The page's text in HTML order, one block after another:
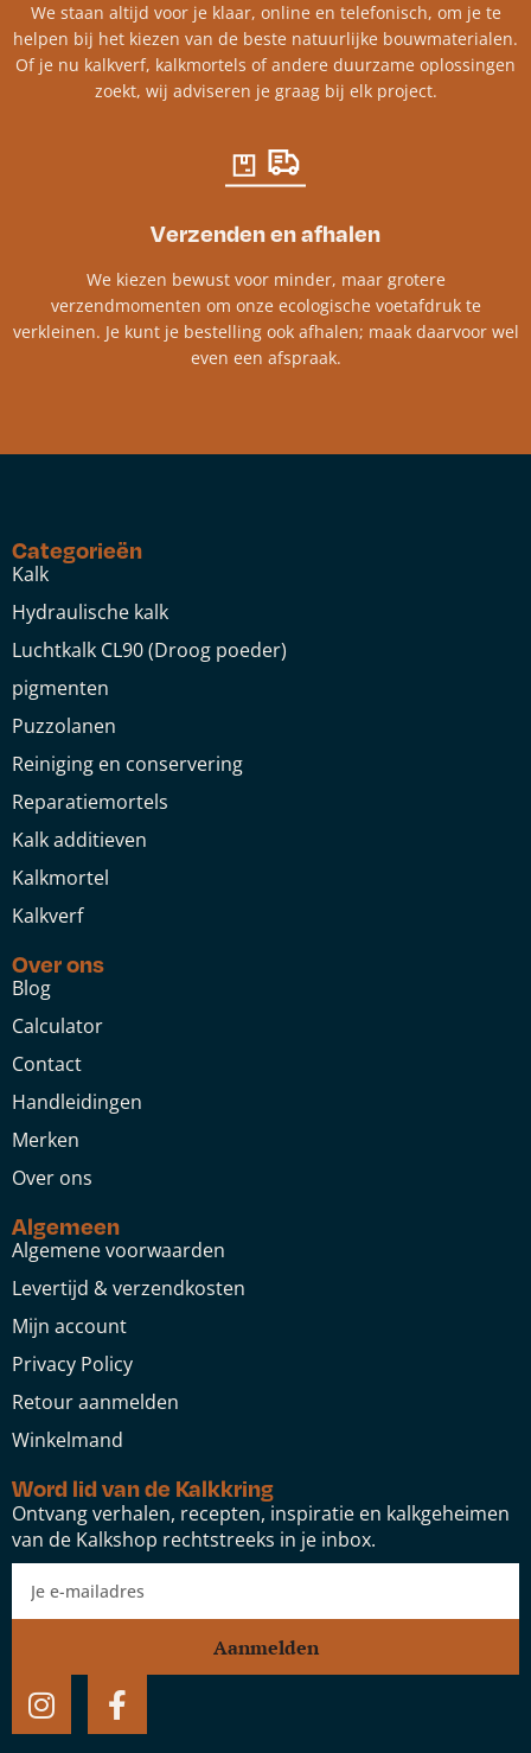
We staan altijd voor je klaar, online en telefonisch, om je te
helpen bij het kiezen van de beste natuurlijke bouwmaterialen.
Of je nu kalkverf, kalkmortels of andere duurzame oplossingen
zoekt, wij adviseren je graag bij elk project.​
Verzenden en afhalen
We kiezen bewust voor minder, maar grotere
verzendmomenten om onze ecologische voetafdruk te
verkleinen. Je kunt je bestelling ook afhalen; maak daarvoor wel
even een afspraak.
Categorieën
Kalk
Hydraulische kalk
Luchtkalk CL90 (Droog poeder)
pigmenten
Puzzolanen
Reiniging en conservering
Reparatiemortels
Kalk additieven
Kalkmortel
Kalkverf
Over ons
Blog
Calculator
Contact
Handleidingen
Merken
Over ons
Algemeen
Algemene voorwaarden
Levertijd & verzendkosten
Mijn account
Privacy Policy
Retour aanmelden
Winkelmand
Word lid van de Kalkkring
Ontvang verhalen, recepten, inspiratie en kalkgeheimen
van de Kalkshop rechtstreeks in je inbox.
Aanmelden